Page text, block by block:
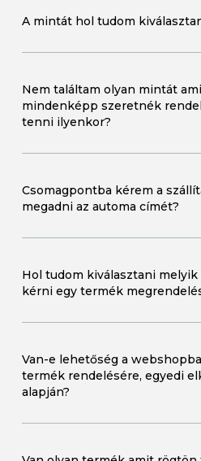
A mintát hol tudom
Nem találtam olyan mintát
mindenképp szeretnék
tenni ilyenkor?
Csomagpontba kérem a
megadni az automa címét?
Hol tudom kiválasztani
kérni egy termék
Van-e lehetőség a
termék rendelésére, egyedi
alapján?